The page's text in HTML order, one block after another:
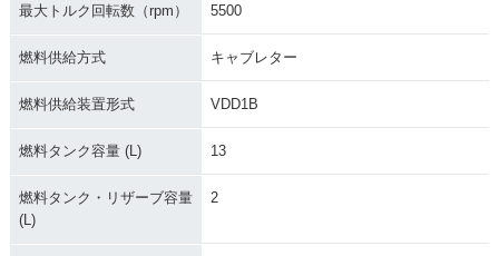
最大トルク回転数（rpm） 5500
燃料供給方式 キャブレター
燃料供給装置形式 VDD1B
燃料タンク容量 (L) 13
燃料タンク・リザーブ容量
(L)
2